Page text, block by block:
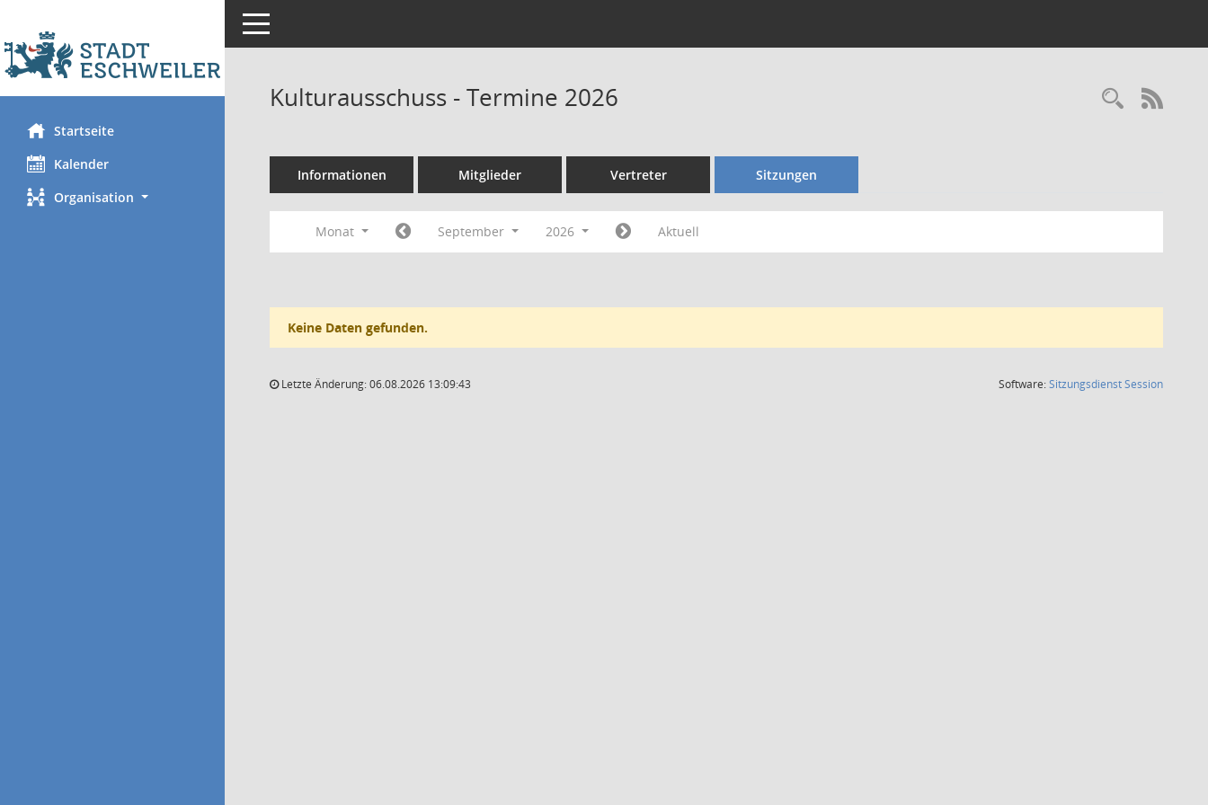
Startseite
Kalender
Organisation
Toggle navigation
Kulturausschuss - Termine 2026
Informationen Mitglieder Vertreter Sitzungen
Monat September 2026 Aktuell
Keine Daten gefunden.
Letzte Änderung: 06.08.2026 13:09:43 Software:SitzungsdienstSession(Wird in